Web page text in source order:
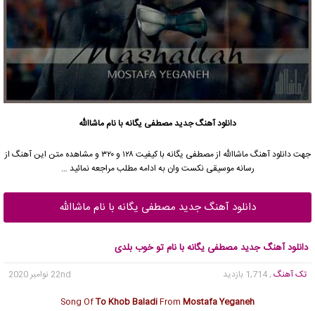
دانلود آهنگ جدیدمصطفی یگانهبا نام ماشاالله
جهت دانلود آهنگ ماشاالله ازمصطفی یگانه
با کیفیت ۱۲۸ و ۳۲۰ و مشاهده متن این آهنگ از
رسانه موسیقی نکست وان به ادامه مطلب مراجعه نمائید …
دانلود آهنگ جدید مصطفی یگانه با نام ماشاالله
دانلود آهنگ جدید مصطفی یگانه با نام تو خوب بلدی
تک آهنگ , 1,714 بازدید
22nd نوامبر 2020
Song OfTo Khob BaladiFrom Mostafa Yeganeh